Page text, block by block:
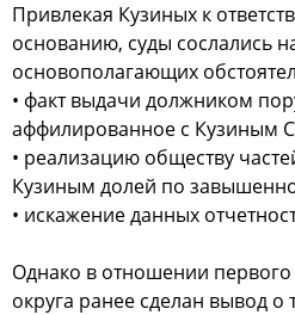
Привлекая Кузиных к
основанию, суды сослались
основополагающих
• факт выдачи должником
аффилированное с Кузиным
• реализацию обществу
Кузиным долей по
• искажение данных
Однако в отношении первого
округа ранее сделан вывод о